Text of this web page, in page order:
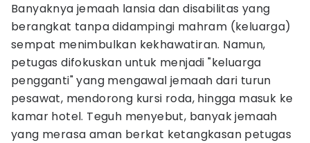
Banyaknya jemaah lansia dan disabilitas yang
berangkat tanpa didampingi mahram (keluarga)
sempat menimbulkan kekhawatiran. Namun,
petugas difokuskan untuk menjadi "keluarga
pengganti" yang mengawal jemaah dari turun
pesawat, mendorong kursi roda, hingga masuk ke
kamar hotel. Teguh menyebut, banyak jemaah
yang merasa aman berkat ketangkasan petugas